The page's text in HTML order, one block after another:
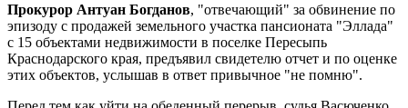
Прокурор Антуан Богданов, "отвечающий" за обвинение по
эпизоду с продажей земельного участка пансионата "Эллада"
с 15 объектами недвижимости в поселке Пересыпь
Краснодарского края, предъявил свидетелю отчет и по оценке
этих объектов, услышав в ответ привычное "не помню".